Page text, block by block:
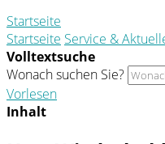
Startseite
Startseite Service &
Volltextsuche
Wonach suchen Sie?
Vorlesen
Inhalt